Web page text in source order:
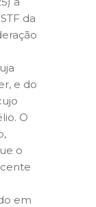
da
e do
O
o
em